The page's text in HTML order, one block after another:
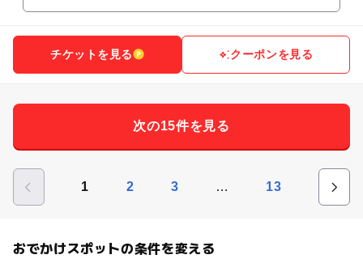
チケットを見る クーポンを見る
次の15件を見る
1 2 3 … 13
おでかけスポットの条件を変える